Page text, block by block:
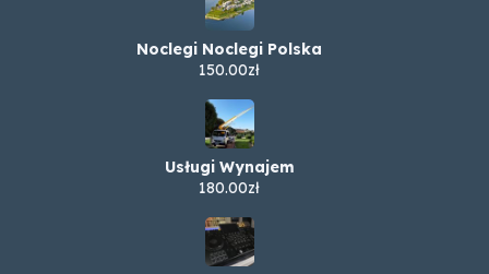
Noclegi Noclegi Polska
150.00zł
Usługi Wynajem
180.00zł